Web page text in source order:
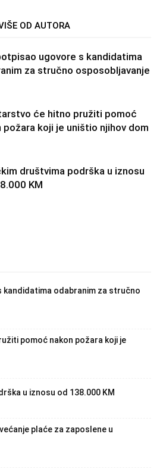
OD AUTORA
ugovore s kandidatima
za stručno osposobljavanje
će hitno pružiti pomoć
požara koji je uništio njihov dom
društvima podrška u iznosu
KM
kandidatima odabranim za stručno
pomoć nakon požara koji je
u iznosu od 138.000 KM
plaće za zaposlene u